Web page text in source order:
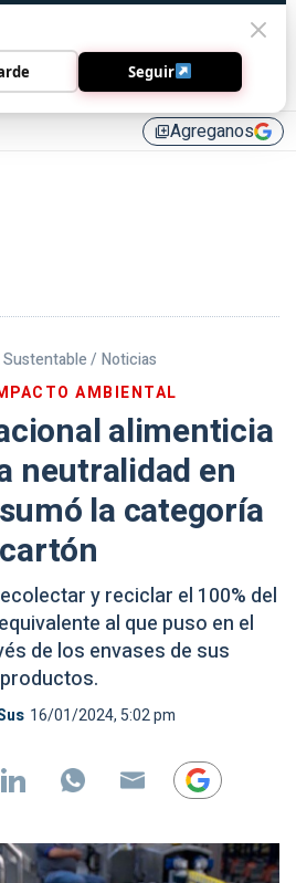
library_addAgreganos
/ Noticias
AMBIENTAL
alimenticia
neutralidad en
la categoría
cartón
y reciclar el 100% del
al que puso en el
de los envases de sus
productos.
16/01/2024, 5:02 pm
Seguir